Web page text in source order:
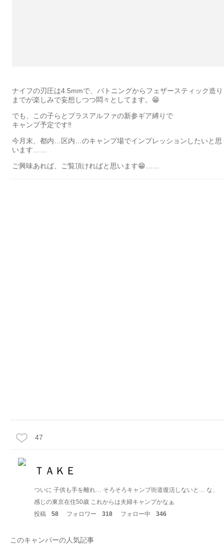
ナイフの刃圧は4.5mmで、バトニングからフェザースティック造り
までが楽しみで妄想しつつ悶々としてます。😁
でも、この子らとプラスアルファの新参ギア縛りで
キャンプ予定です‼️
今月末、都内…区内…のキャンプ場でインプレッションしたいと思
います……
ご興味あれば、ご覧頂ければと思います😁……
47
ＴＡＫＥ
ついに 子供も手を離れ… そろそろキャンプ街道復活しないと… な、
感じの東京在住50歳 これからは夫婦キャンプかなぁ
投稿
58 フォロワー 318 フォロー中 346
このキャンパーの人気記事